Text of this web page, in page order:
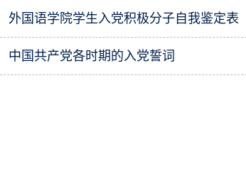
外国语学院学生入党积极分子自我鉴定表
中国共产党各时期的入党誓词